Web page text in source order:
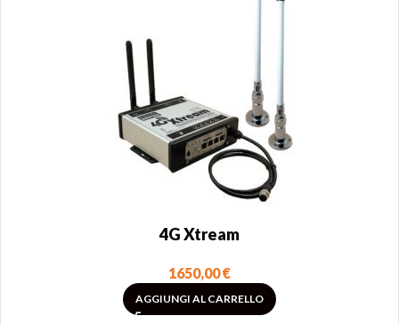
4G Xtream
1650,00€
AGGIUNGI AL CARRELLO